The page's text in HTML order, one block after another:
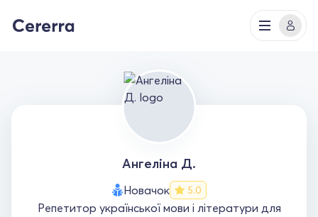
Ангеліна Д.
Новачок 5.0
Репетитор української мови і літератури для